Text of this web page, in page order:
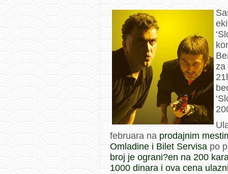
za
februara na prodajnim
Omladine i Bilet Servisa po
broj je ograni?en na 200
1000 dinara i ova cena